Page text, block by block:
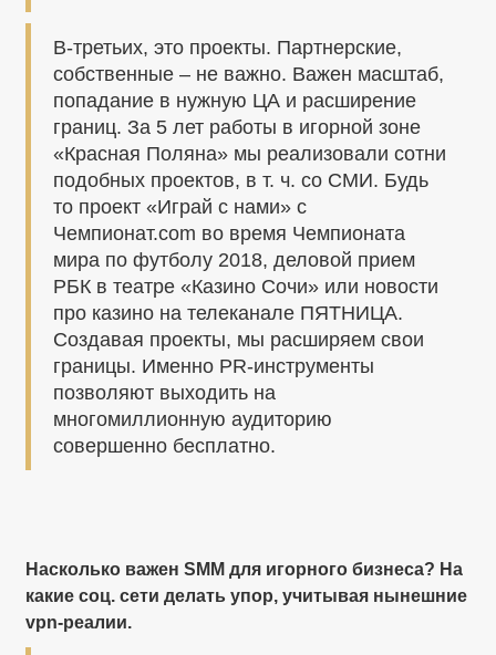
В-третьих, это проекты. Партнерские,
собственные – не важно. Важен масштаб,
попадание в нужную ЦА и расширение
границ. За 5 лет работы в игорной зоне
«Красная Поляна» мы реализовали сотни
подобных проектов, в т. ч. со СМИ. Будь
то проект «Играй с нами» с
Чемпионат.сom во время Чемпионата
мира по футболу 2018, деловой прием
РБК в театре «Казино Сочи» или новости
про казино на телеканале ПЯТНИЦА.
Создавая проекты, мы расширяем свои
границы. Именно PR-инструменты
позволяют выходить на
многомиллионную аудиторию
совершенно бесплатно.
Насколько важен SMM для игорного бизнеса? На
какие соц. сети делать упор, учитывая нынешние
vpn-реалии.